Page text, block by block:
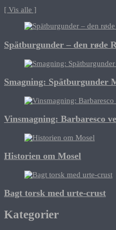
[ Vis alle ]
Spätburgunder – den røde
Smagning: Spätburgunder
Vinsmagning: Barbaresco
Historien om Mosel
Bagt torsk med urte-crust
Kategorier